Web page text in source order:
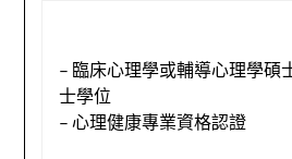
– 臨床心理學或輔導心理學碩
士學位
– 心理健康專業資格認證